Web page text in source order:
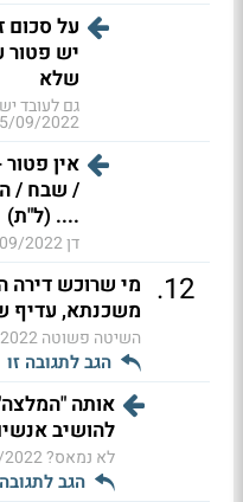
על סכום
יש פטור
שלא
גם לעובד
09/2022 06:51
אין
/ שבח /
.... (ל"ת)
דן2022 19:33
12
. מי שרוכש דירה
משכנתא, עדיף
השיטה פשוטה15:55
הגב לתגובה זו
להושיב
לא נמאס?09:37
הגב